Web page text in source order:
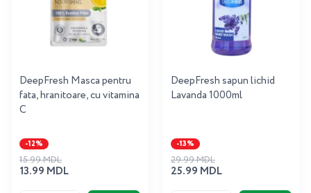
DeepFresh Masca pentru
fata, hranitoare, cu vitamina
C
-12%
13.99 MDL
15.99 MDL
DeepFresh sapun lichid
Lavanda 1000ml
-13%
25.99 MDL
29.99 MDL